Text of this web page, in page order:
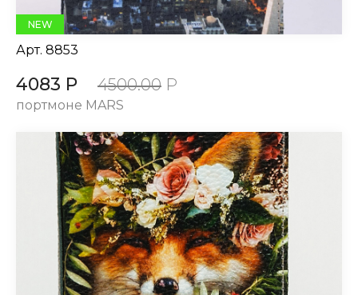
NEW
Арт. 8853
4083 Р 4500.00 Р
портмоне MARS